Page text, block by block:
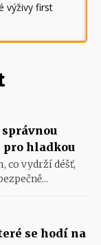
výživy first
správnou
pro hladkou
co vydrží déšť,
se hodí na